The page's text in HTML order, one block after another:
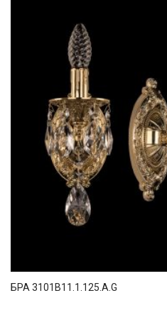
БРА 3101B11.1.125.A.G